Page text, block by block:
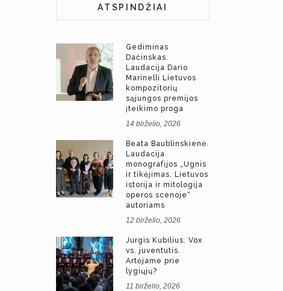
ATSPINDŽIAI
Gediminas
Dačinskas.
Laudacija Dario
Marinelli Lietuvos
kompozitorių
sąjungos premijos
įteikimo proga
14 birželio, 2026
Beata Baublinskienė.
Laudacija
monografijos „Ugnis
ir tikėjimas. Lietuvos
istorija ir mitologija
operos scenoje“
autoriams
12 birželio, 2026
Jurgis Kubilius. Vox
vs. juventutis.
Artėjame prie
lygiųjų?
11 birželio, 2026